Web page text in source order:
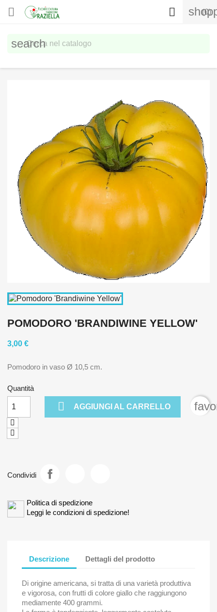
 (0)

search
POMODORO 'BRANDIWINE YELLOW'
3,00 €
Pomodoro in vaso Ø 10,5 cm.
Quantità
 AGGIUNGI AL CARRELLO
Condividi
Politica di spedizione
Leggi le condizioni di spedizione!
Descrizione Dettagli del prodotto
Di origine americana, si tratta di una varietà produttiva
e vigorosa, con frutti di colore giallo che raggiungono
mediamente 400 grammi.